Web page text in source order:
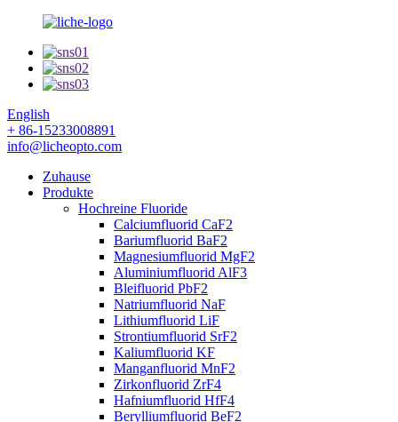
English
+ 86-15233008891
info@licheopto.com
Zuhause
Produkte
Hochreine Fluoride
Calciumfluorid CaF2
Bariumfluorid BaF2
Magnesiumfluorid MgF2
Aluminiumfluorid AlF3
Bleifluorid PbF2
Natriumfluorid NaF
Lithiumfluorid LiF
Strontiumfluorid SrF2
Kaliumfluorid KF
Manganfluorid MnF2
Zirkonfluorid ZrF4
Hafniumfluorid HfF4
Berylliumfluorid BeF2